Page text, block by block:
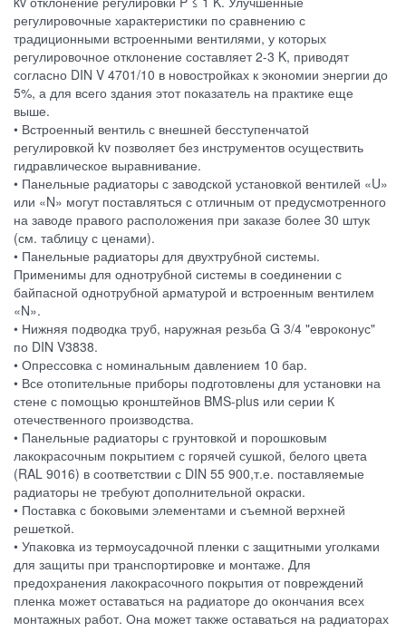
регулировочные характеристики по сравнению с
традиционными встроенными вентилями, у которых
регулировочное отклонение составляет 2-3 K, приводят
согласно DIN V 4701/10 в новостройках к экономии энергии до
5%, а для всего здания этот показатель на практике еще
выше.
• Встроенный вентиль с внешней бесступенчатой
регулировкой kv позволяет без инструментов осуществить
гидравлическое выравнивание.
• Панельные радиаторы с заводской установкой вентилей «U»
или «N» могут поставляться с отличным от предусмотренного
на заводе правого расположения при заказе более 30 штук
(см. таблицу с ценами).
• Панельные радиаторы для двухтрубной системы.
Применимы для однотрубной системы в соединении с
байпасной однотрубной арматурой и встроенным вентилем
«N».
• Нижняя подводка труб, наружная резьба G 3/4 "евроконус"
по DIN V3838.
• Опрессовка с номинальным давлением 10 бар.
• Все отопительные приборы подготовлены для установки на
стене с помощью кронштейнов BMS-plus или серии К
отечественного производства.
• Панельные радиаторы с грунтовкой и порошковым
лакокрасочным покрытием с горячей сушкой, белого цвета
(RAL 9016) в соответствии с DIN 55 900,т.е. поставляемые
радиаторы не требуют дополнительной окраски.
• Поставка с боковыми элементами и съемной верхней
решеткой.
• Упаковка из термоусадочной пленки с защитными уголками
для защиты при транспортировке и монтаже. Для
предохранения лакокрасочного покрытия от повреждений
пленка может оставаться на радиаторе до окончания всех
монтажных работ. Она может также оставаться на радиаторах